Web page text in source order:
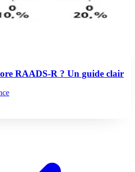
RAADS-R ? Un guide clair